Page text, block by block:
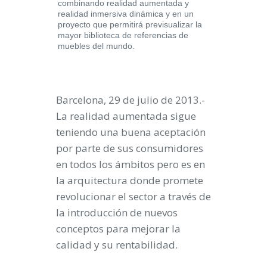
combinando realidad aumentada y
realidad inmersiva dinámica y en un
proyecto que permitirá previsualizar la
mayor biblioteca de referencias de
muebles del mundo.
Barcelona, 29 de julio de 2013.-
La realidad aumentada sigue
teniendo una buena aceptación
por parte de sus consumidores
en todos los ámbitos pero es en
la arquitectura donde promete
revolucionar el sector a través de
la introducción de nuevos
conceptos para mejorar la
calidad y su rentabilidad.